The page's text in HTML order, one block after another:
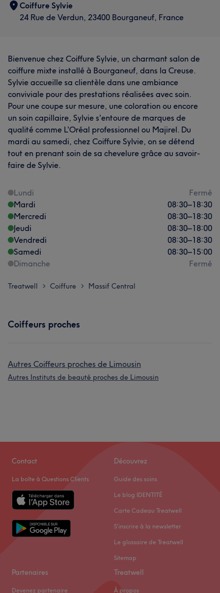
Coiffure Sylvie
24 Rue de Verdun, 23400 Bourganeuf, France
Bienvenue chez Coiffure Sylvie, un charmant salon de
coiffure mixte installé à Bourganeuf, dans la Creuse.
Sylvie accueille sa clientèle dans une ambiance
conviviale pour des prestations réalisées avec soin.
Pour une coupe sur mesure, une coloration ou encore
un soin capillaire, Sylvie s'entoure de marques de
qualité comme L'Oréal professionnel ou Majirel. Du
mardi au samedi, chez Coiffure Sylvie, on se détend
tout en prenant soin de sa chevelure grâce au savoir-
faire de Sylvie.
Lundi
Fermé
Mardi
08:30–18:30
Mercredi
08:30–18:30
Jeudi
08:30–18:00
Vendredi
08:30–18:30
Samedi
08:30–15:00
Dimanche
Fermé
Treatwell > Coiffure > Massif Central
Coiffeurs proches
Autres Coiffeurs proches de Limousin
Autres Instituts de beauté proches de Limousin
Contact
La boîte à Questions Clients
Découvrez
Guide des soins
Le blog IDENTITÉ
Carte Cadeau Treatwell
S'inscrire à la newsletter
Le glossaire de Treatwell
Sitemap
Partenaires
Devenez partenaire
Treatwell
À propos